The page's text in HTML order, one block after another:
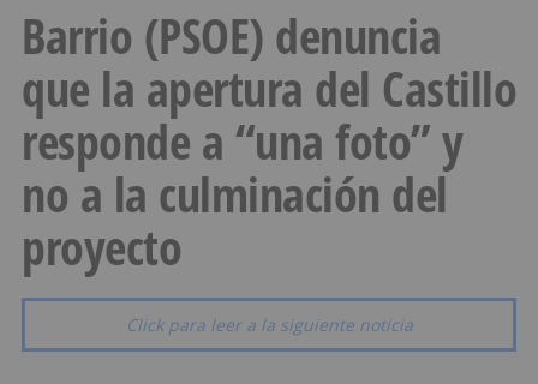
Barrio (PSOE) denuncia
que la apertura del Castillo
responde a “una foto” y
no a la culminación del
proyecto
Click para leer a la siguiente noticia